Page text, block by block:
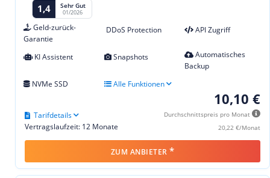
1,4 Sehr Gut
01/2026
Geld-zurück-
Garantie
DDoS Protection API Zugriff
KI Assistent Snapshots
Automatisches
Backup
NVMe SSD
Alle Funktionen
10,10 €
Durchschnittspreis pro Monat
20,22 €/Monat
Vertragslaufzeit: 12 Monate
Tarifdetails
ZUM ANBIETER *